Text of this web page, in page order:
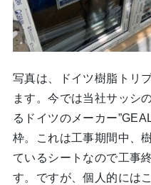
写真は、ドイツ樹脂トリ
ます。今では当社サッシ
るドイツのメーカー
枠。これは工事期間中、
ているシートなので工事
す。ですが、個人的には